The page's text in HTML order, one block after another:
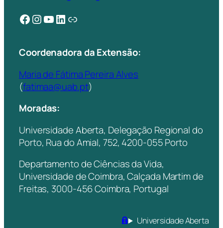
Facebook Instagram YouTube LinkedIn Ligação
Coordenadora da Extensão:
Maria de Fátima Pereira Alves
(fatimaa@uab.pt)
Moradas:
Universidade Aberta, Delegação Regional do
Porto, Rua do Amial, 752, 4200-055 Porto
Departamento de Ciências da Vida,
Universidade de Coimbra, Calçada Martim de
Freitas, 3000-456 Coimbra, Portugal
Universidade Aberta